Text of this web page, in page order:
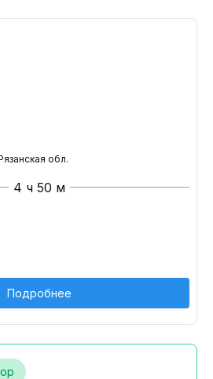
обл.
4 ч 50 м
Подробнее